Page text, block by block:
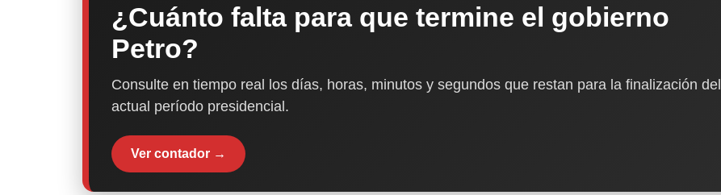
¿Cuánto falta para que termine el gobierno
Petro?
Consulte en tiempo real los días, horas, minutos y segundos que restan para la finalización del
actual período presidencial.
Ver contador →